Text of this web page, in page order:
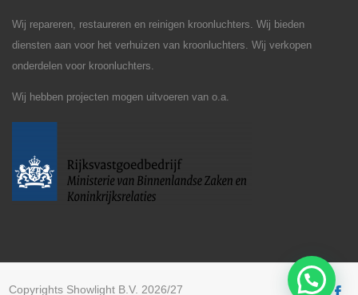
Wij repareren, restaureren en reinigen kroonluchters. Wij bieden
diensten aan voor het verhuizen van kroonluchters. Wij verkopen
onderdelen voor kroonluchters.
Wij hebben projecten mogen uitvoeren van o.a.
Copyrights Showlight B.V. 2026/27